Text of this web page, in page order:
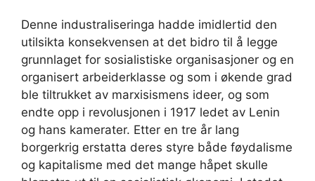
Denne industraliseringa hadde imidlertid den
utilsikta konsekvensen at det bidro til å legge
grunnlaget for sosialistiske organisasjoner og en
organisert arbeiderklasse og som i økende grad
ble tiltrukket av marxisismens ideer, og som
endte opp i revolusjonen i 1917 ledet av Lenin
og hans kamerater. Etter en tre år lang
borgerkrig erstatta deres styre både føydalisme
og kapitalisme med det mange håpet skulle